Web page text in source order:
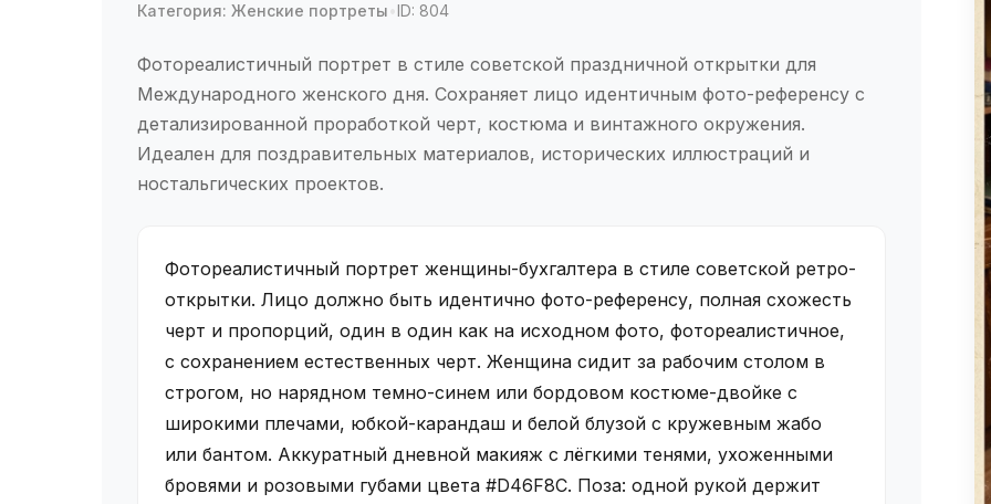
Категория: Женские портреты ID: 804
Фотореалистичный портрет в стиле советской праздничной открытки для
Международного женского дня. Сохраняет лицо идентичным фото-референсу с
детализированной проработкой черт, костюма и винтажного окружения.
Идеален для поздравительных материалов, исторических иллюстраций и
ностальгических проектов.
Фотореалистичный портрет женщины-бухгалтера в стиле советской ретро-
открытки. Лицо должно быть идентично фото-референсу, полная схожесть
черт и пропорций, один в один как на исходном фото, фотореалистичное,
с сохранением естественных черт. Женщина сидит за рабочим столом в
строгом, но нарядном темно-синем или бордовом костюме-двойке с
широкими плечами, юбкой-карандаш и белой блузой с кружевным жабо
или бантом. Аккуратный дневной макияж с лёгкими тенями, ухоженными
бровями и розовыми губами цвета #D46F8C. Поза: одной рукой держит